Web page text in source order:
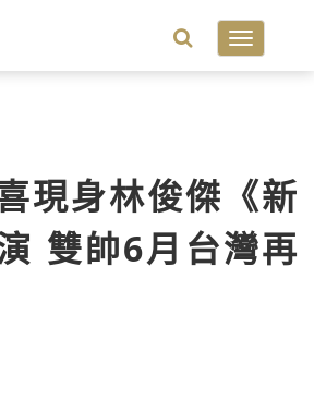
Toggle
現身林俊傑《新
雙帥6月台灣再